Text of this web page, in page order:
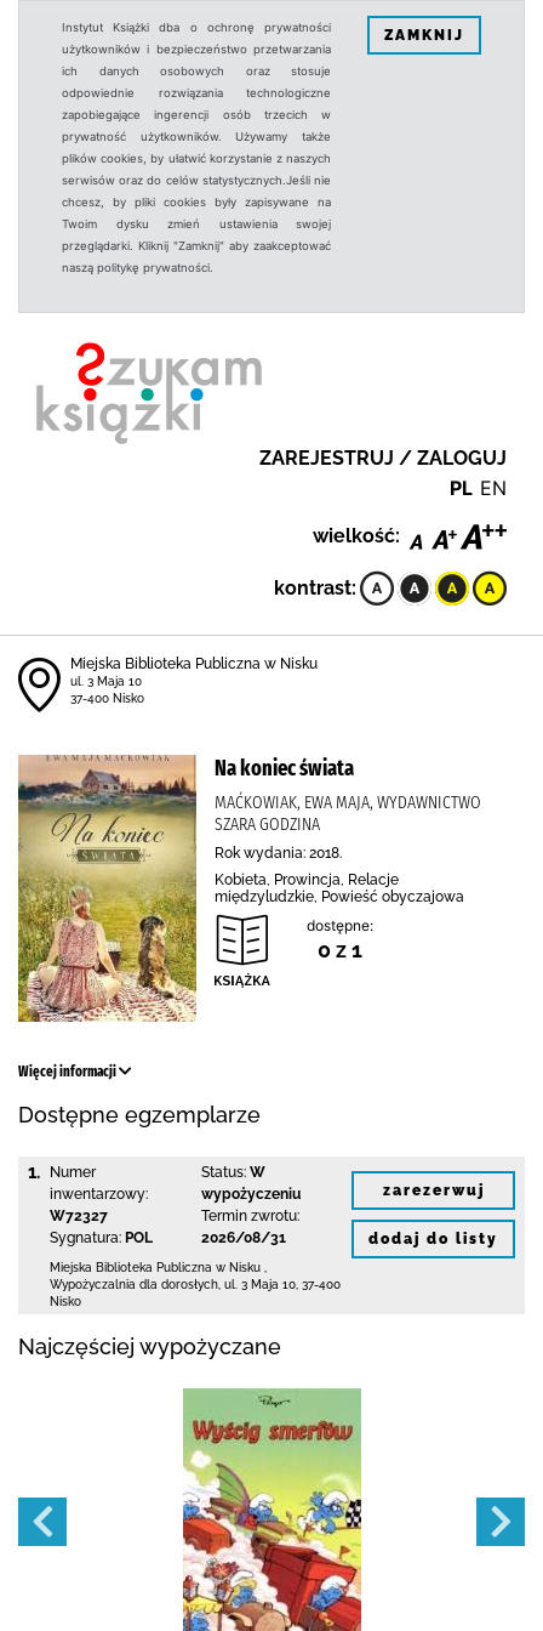
Instytut Książki dba o ochronę prywatności
użytkowników i bezpieczeństwo przetwarzania
ich danych osobowych oraz stosuje
odpowiednie rozwiązania technologiczne
zapobiegające ingerencji osób trzecich w
prywatność użytkowników. Używamy także
plików cookies, by ułatwić korzystanie z naszych
serwisów oraz do celów statystycznych.Jeśli nie
chcesz, by pliki cookies były zapisywane na
Twoim dysku zmień ustawienia swojej
przeglądarki. Kliknij "Zamknij" aby zaakceptować
naszą politykę prywatności.
ZAMKNIJ
ZAREJESTRUJ / ZALOGUJ
PL EN
wielkość:
kontrast:
Miejska Biblioteka Publiczna w Nisku
ul. 3 Maja 10
37-400 Nisko
Na koniec świata
MAĆKOWIAK, EWA MAJA, WYDAWNICTWO
SZARA GODZINA
Rok wydania: 2018.
Kobieta, Prowincja, Relacje
międzyludzkie, Powieść obyczajowa
dostępne:
0 z 1
Więcej informacji
Dostępne egzemplarze
1.
Numer
inwentarzowy:
W72327
Sygnatura: POL
Status: W
wypożyczeniu
Termin zwrotu:
2026/08/31
Miejska Biblioteka Publiczna w Nisku
Wypożyczalnia dla dorosłych, ul. 3 Maja 10 37-400
Nisko
zarezerwuj
dodaj do listy
Najczęściej wypożyczane